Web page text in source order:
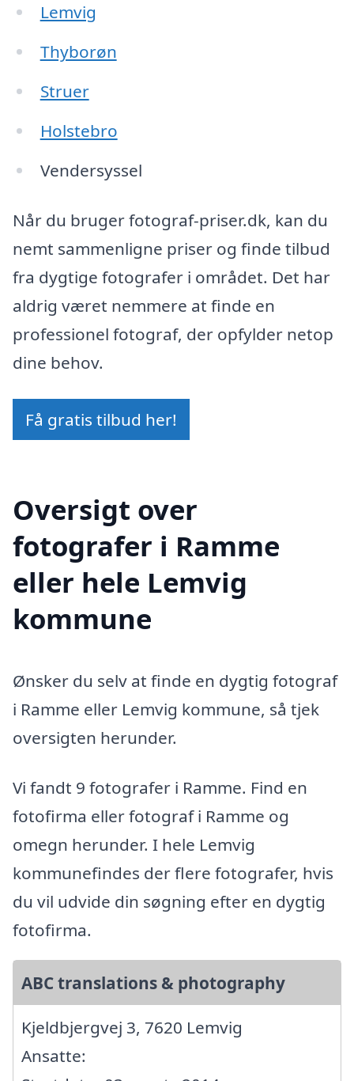
Lemvig
Thyborøn
Struer
Holstebro
Vendersyssel
Når du bruger fotograf-priser.dk, kan du
nemt sammenligne priser og finde tilbud
fra dygtige fotografer i området. Det har
aldrig været nemmere at finde en
professionel fotograf, der opfylder netop
dine behov.
Få gratis tilbud her!
Oversigt over
fotografer i Ramme
eller hele Lemvig
kommune
Ønsker du selv at finde en dygtig fotograf
i Ramme eller Lemvig kommune, så tjek
oversigten herunder.
Vi fandt 9 fotografer i Ramme. Find en
fotofirma eller fotograf i Ramme og
omegn herunder. I hele Lemvig
kommunefindes der flere fotografer, hvis
du vil udvide din søgning efter en dygtig
fotofirma.
ABC translations & photography
Kjeldbjergvej 3, 7620 Lemvig
Ansatte: